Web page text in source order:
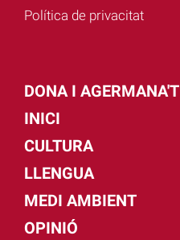
Política de privacitat
DONA I AGERMANA'T
INICI
CULTURA
LLENGUA
MEDI AMBIENT
OPINIÓ